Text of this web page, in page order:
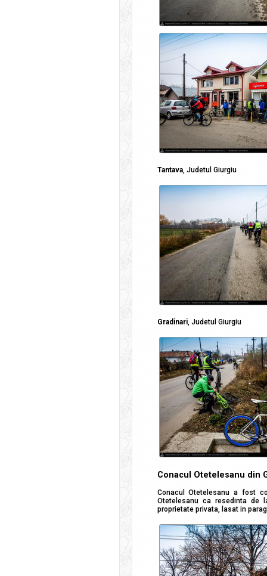
Tantava, Judetul Giurgiu
Gradinari, Judetul Giurgiu
Conacul Otetelesanu din
Conacul Otetelesanu a fost
Otetelesanu ca resedinta de
proprietate privata, lasat in